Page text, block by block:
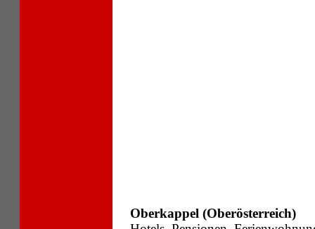
Oberkappel (Oberösterreich)